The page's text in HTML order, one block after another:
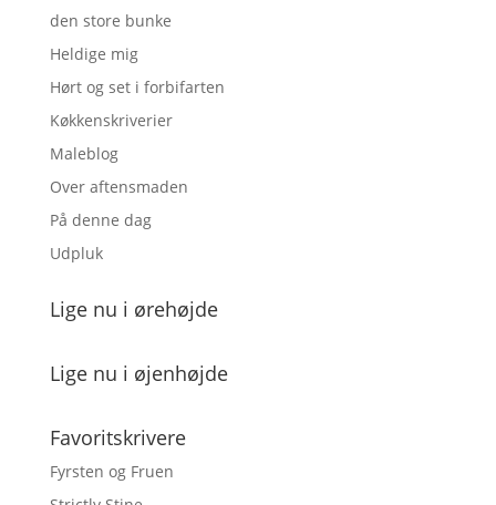
den store bunke
Heldige mig
Hørt og set i forbifarten
Køkkenskriverier
Maleblog
Over aftensmaden
På denne dag
Udpluk
Lige nu i ørehøjde
Lige nu i øjenhøjde
Favoritskrivere
Fyrsten og Fruen